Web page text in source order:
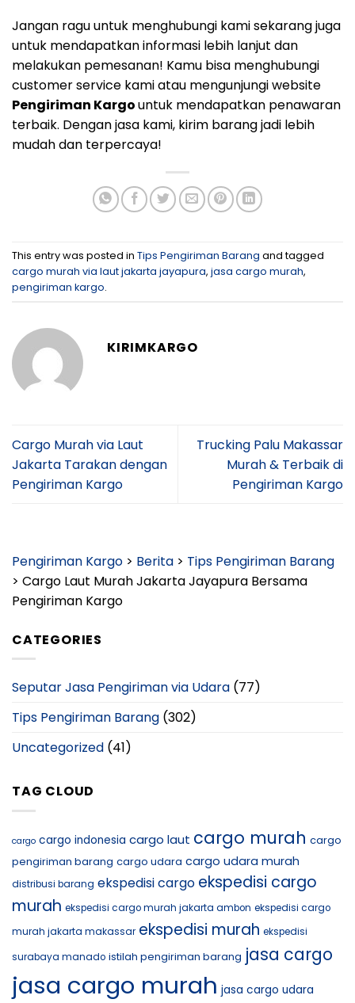
Jangan ragu untuk menghubungi kami sekarang juga
untuk mendapatkan informasi lebih lanjut dan
melakukan pemesanan! Kamu bisa menghubungi
customer service kami atau mengunjungi website
Pengiriman Kargountuk mendapatkan penawaran
terbaik. Dengan jasa kami, kirim barang jadi lebih
mudah dan terpercaya!
This entry was posted in Tips Pengiriman Barang and tagged
cargo murah via laut jakarta jayapura, jasa cargo murah,
pengiriman kargo.
KIRIMKARGO
Cargo Murah via Laut
Jakarta Tarakan dengan
Pengiriman Kargo
Trucking Palu Makassar
Murah & Terbaik di
Pengiriman Kargo
Pengiriman Kargo > Berita > Tips Pengiriman Barang
> Cargo Laut Murah Jakarta Jayapura Bersama
Pengiriman Kargo
CATEGORIES
Seputar Jasa Pengiriman via Udara (77)
Tips Pengiriman Barang (302)
Uncategorized (41)
TAG CLOUD
cargo cargo indonesia cargo laut cargo murah cargo
pengiriman barang cargo udara cargo udara murah
distribusi barang ekspedisi cargo ekspedisi cargo
murah ekspedisi cargo murah jakarta ambon ekspedisi cargo
murah jakarta makassar ekspedisi murah ekspedisi
surabaya manado istilah pengiriman barang jasa cargo
jasa cargo murah jasa cargo udara